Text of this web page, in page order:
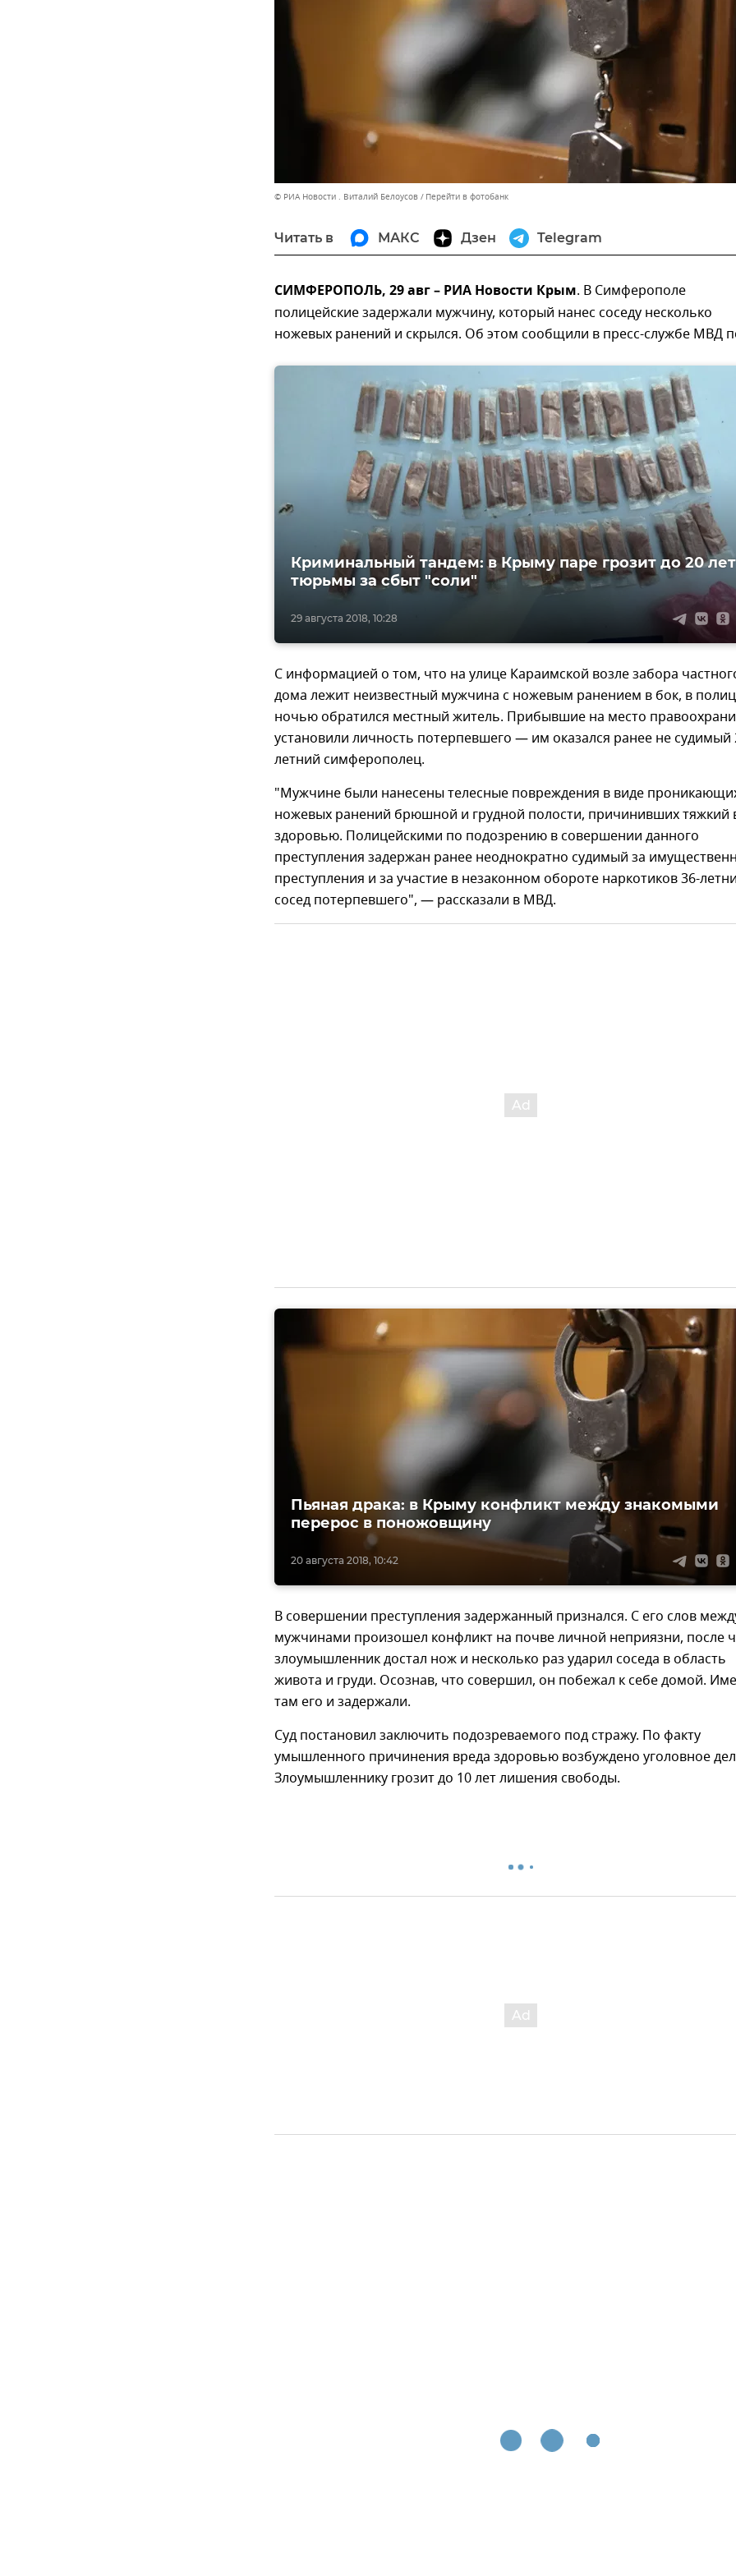
© РИА Новости . Виталий Белоусов Перейти в фотобанк
Читать в МАКС Дзен Telegram
СИМФЕРОПОЛЬ, 29 авг – РИА Новости Крым. В Симферополе
полицейские задержали мужчину, который нанес соседу несколько
ножевых ранений и скрылся. Об этом сообщили в пресс-службе МВД
29 августа 2018, 10:28
Криминальный тандем: в Крыму паре грозит до 20 лет
тюрьмы за сбыт "соли"
С информацией о том, что на улице Караимской возле забора
дома лежит неизвестный мужчина с ножевым ранением в бок, в
ночью обратился местный житель. Прибывшие на место
установили личность потерпевшего — им оказался ранее не судимый
летний симферополец.
"Мужчине были нанесены телесные повреждения в виде
ножевых ранений брюшной и грудной полости, причинивших тяжкий
здоровью. Полицейскими по подозрению в совершении данного
преступления задержан ранее неоднократно судимый за
преступления и за участие в незаконном обороте наркотиков 36-
сосед потерпевшего", — рассказали в МВД.
20 августа 2018, 10:42
Пьяная драка: в Крыму конфликт между знакомыми
перерос в поножовщину
В совершении преступления задержанный признался. С его слов
мужчинами произошел конфликт на почве личной неприязни, после
злоумышленник достал нож и несколько раз ударил соседа в область
живота и груди. Осознав, что совершил, он побежал к себе домой.
там его и задержали.
Суд постановил заключить подозреваемого под стражу. По факту
умышленного причинения вреда здоровью возбуждено уголовное
Злоумышленнику грозит до 10 лет лишения свободы.